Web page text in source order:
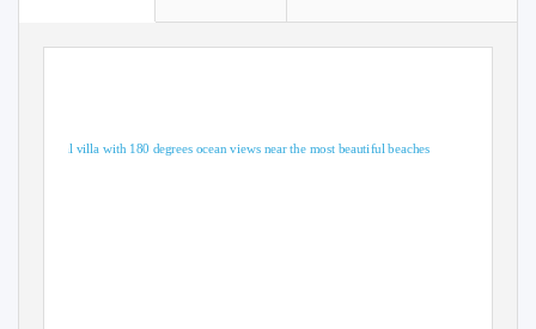
Rural villa with 180 degrees ocean views near the most beautiful beaches